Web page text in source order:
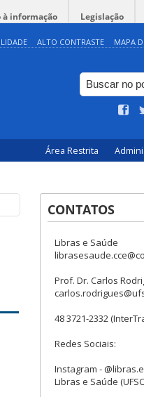
à informação Legislação
ALTO CONTRASTE MAPA
Área Restrita
CONTATOS
Libras e Saúde
Prof. Dr. Carlos
48 3721-2332
Redes Sociais:
Instagram -
Libras e Saúde